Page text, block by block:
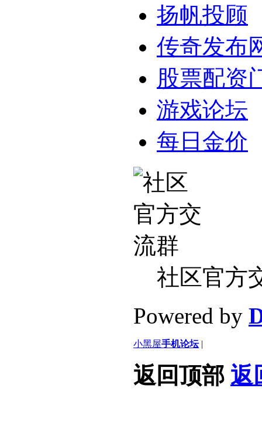
扬帆投顾
传奇发布
股票配资
游戏论坛
每日金价
社区官方
Powered by
小黑屋手机论坛 |
返回顶部 返